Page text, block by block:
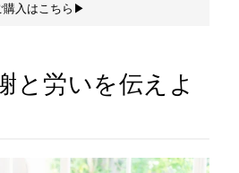
購入はこちら▶︎
と労いを伝えよ